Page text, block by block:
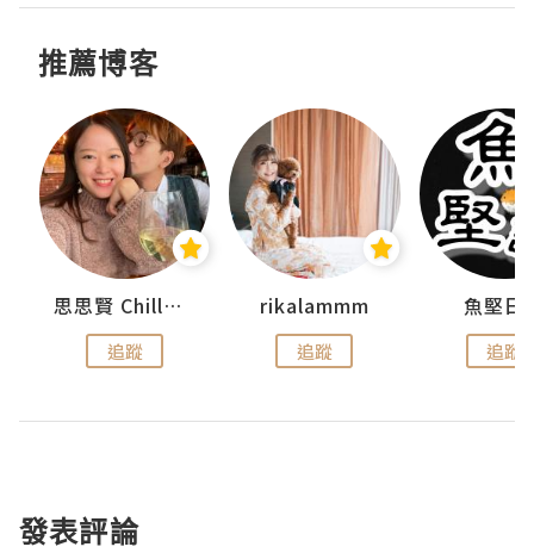
推薦博客
思思賢 ChillMyBabe
追蹤
rikalammm
追蹤
魚堅日
追蹤
發表評論